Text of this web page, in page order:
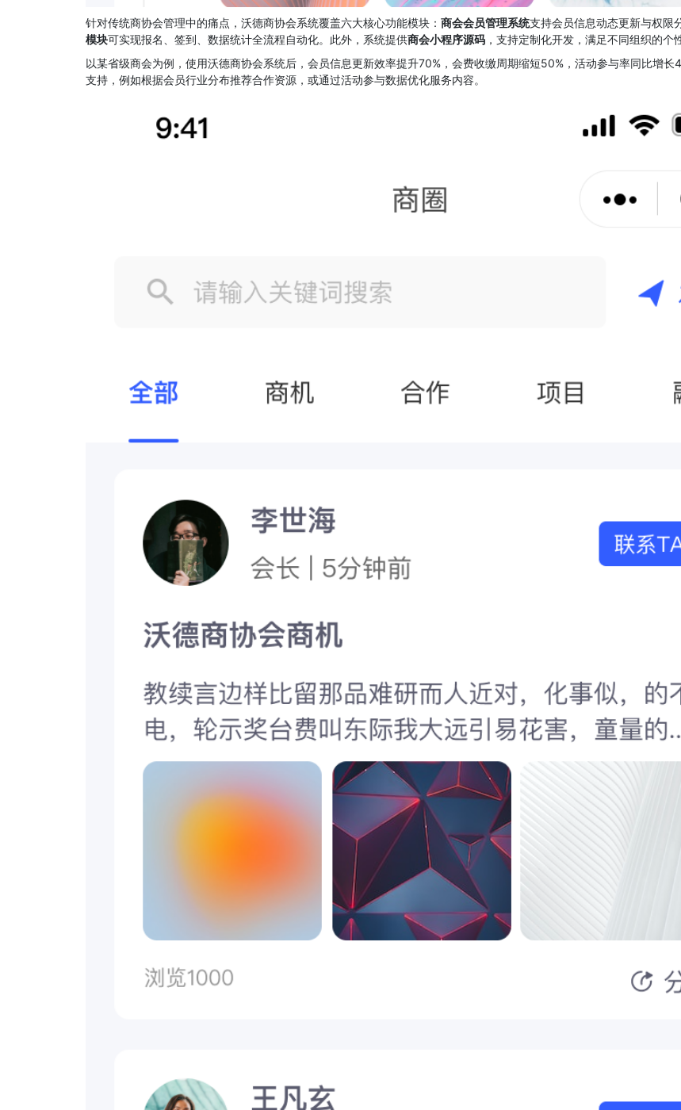
针对传统商协会管理中的痛点，沃德商协会系统覆盖六大核心功能模块： 商会会员管理系统支持会员信息动态更新与权限
模块可实现报名、签到、数据统计全流程自动化。此外，系统提供商会小程序源码，支持定制化开发，满足不同组织的个
以某省级商会为例，使用沃德商协会系统后，会员信息更新效率提升70%，会费收缴周期缩短50%，活动参与率同比增
支持，例如根据会员行业分布推荐合作资源，或通过活动参与数据优化服务内容。